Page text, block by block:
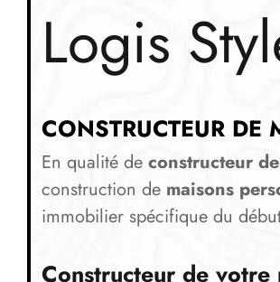
Logis
CONSTRUCTEUR DE
En qualité de constructeur
construction de maisons
immobilier spécifique du
Constructeur de votre